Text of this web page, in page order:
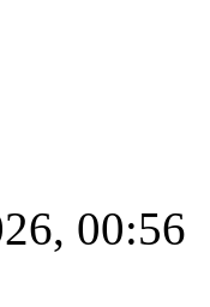
00:56